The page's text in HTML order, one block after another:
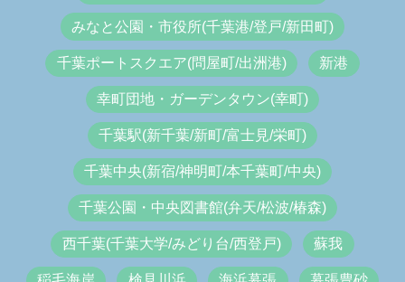
みなと公園・市役所(千葉港/登戸/新田町)
千葉ポートスクエア(問屋町/出洲港) 新港
幸町団地・ガーデンタウン(幸町)
千葉駅(新千葉/新町/富士見/栄町)
千葉中央(新宿/神明町/本千葉町/中央)
千葉公園・中央図書館(弁天/松波/椿森)
西千葉(千葉大学/みどり台/西登戸) 蘇我